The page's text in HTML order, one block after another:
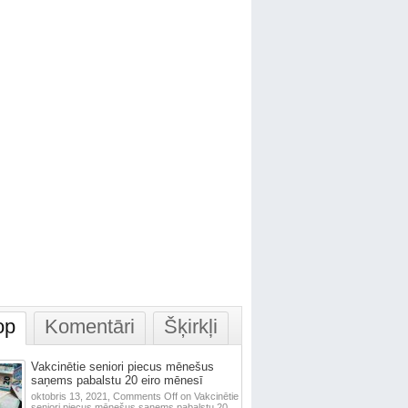
Komentāri Šķirkļi
Vakcinētie seniori piecus mēnešus
saņems pabalstu 20 eiro mēnesī
oktobris 13, 2021, Comments Offon Vakcinētie